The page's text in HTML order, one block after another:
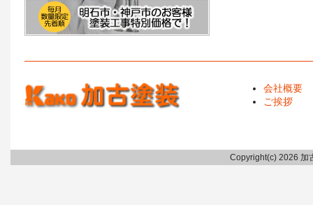
会社概要
ご挨拶
Copyright(c) 2026 加